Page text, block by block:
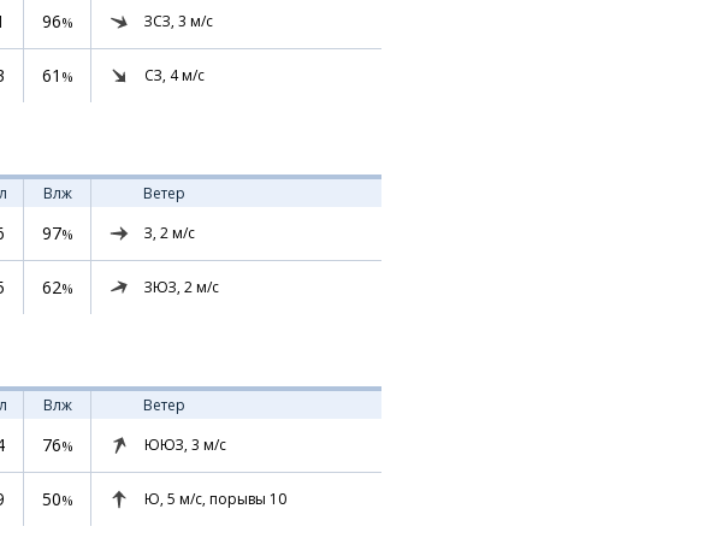
96% ЗСЗ, 3 м/с
61 % СЗ, 4м/с
Влж
Ветер
97% З, 2м/с
62% ЗЮЗ, 2м/с
Влж
Ветер
76% ЮЮЗ, 3 м/с
50% Ю, 5 м/с, порывы 10